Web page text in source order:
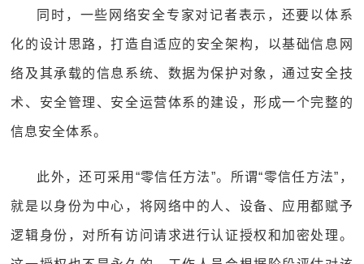
同时，一些网络安全专家对记者表示，还要以体系
化的设计思路，打造自适应的安全架构，以基础信息网
络及其承载的信息系统、数据为保护对象，通过安全技
术、安全管理、安全运营体系的建设，形成一个完整的
信息安全体系。
此外，还可采用“零信任方法”。所谓“零信任方法”，
就是以身份为中心，将网络中的人、设备、应用都赋予
逻辑身份，对所有访问请求进行认证授权和加密处理。